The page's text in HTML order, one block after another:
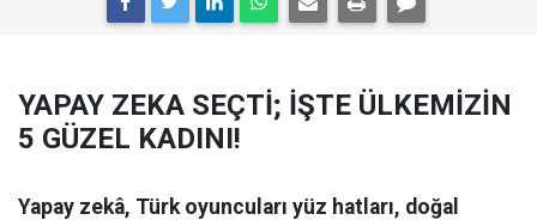
YAPAY ZEKA SEÇTİ; İŞTE ÜLKEMİZİN
5 GÜZEL KADINI!
Yapay zekâ, Türk oyuncuları yüz hatları, doğal